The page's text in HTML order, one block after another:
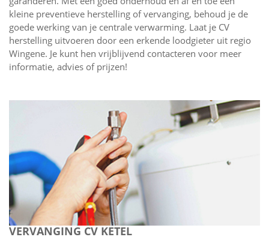
kleine preventieve herstelling of vervanging, behoud je de
goede werking van je centrale verwarming. Laat je CV
herstelling uitvoeren door een erkende loodgieter uit regio
Wingene. Je kunt hen vrijblijvend contacteren voor meer
informatie, advies of prijzen!
VERVANGING CV KETEL